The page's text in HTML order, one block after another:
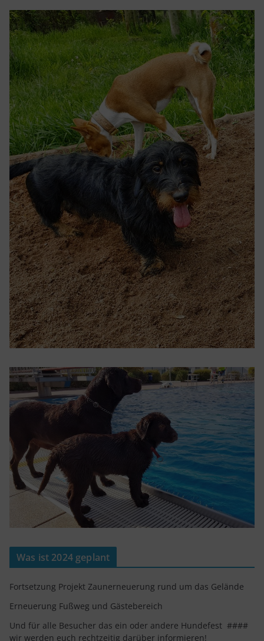
Was ist 2024 geplant
Fortsetzung Projekt Zaunerneuerung rund um das Gelände
Erneuerung Fußweg und Gästebereich
Und für alle Besucher das ein oder andere Hundefest ####
wir werden euch rechtzeitig darüber informieren!